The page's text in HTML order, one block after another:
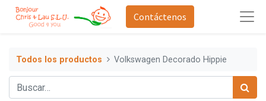
Contáctenos
Todos los productos Volkswagen Decorado Hippie